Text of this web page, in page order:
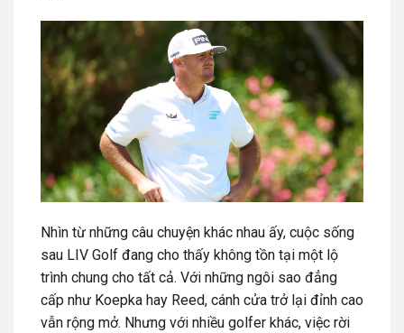
Nhìn từ những câu chuyện khác nhau ấy, cuộc sống
sau LIV Golf đang cho thấy không tồn tại một lộ
trình chung cho tất cả. Với những ngôi sao đẳng
cấp như Koepka hay Reed, cánh cửa trở lại đỉnh cao
vẫn rộng mở. Nhưng với nhiều golfer khác, việc rời